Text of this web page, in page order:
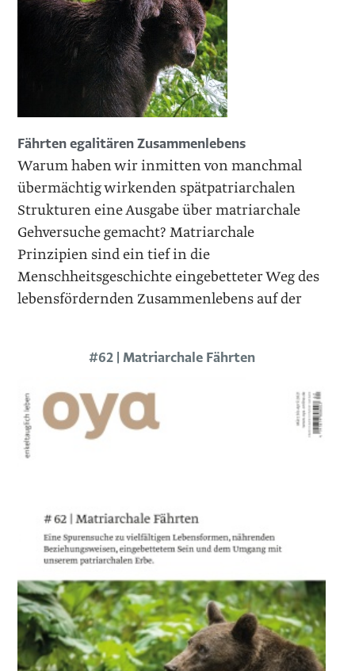
Fährten egalitären Zusammenlebens
Warum haben wir inmitten von manchmal
übermächtig wirkenden spätpatriarchalen
Strukturen eine Ausgabe über matriarchale
Gehversuche gemacht? Matriarchale
Prinzipien sind ein tief in die
Menschheitsgeschichte eingebetteter Weg des
lebensfördernden Zusammenlebens auf der
#62 | Matriarchale Fährten